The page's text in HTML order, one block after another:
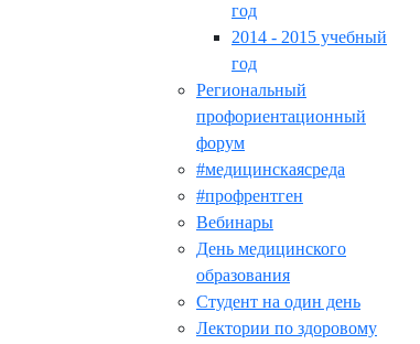
год
2014 - 2015 учебный
год
Региональный
профориентационный
форум
#медицинскаясреда
#профрентген
Вебинары
День медицинского
образования
Студент на один день
Лектории по здоровому